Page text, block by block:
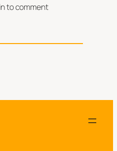
to comment